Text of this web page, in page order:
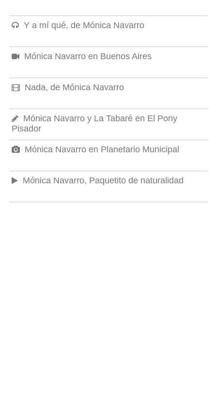
Y a mí qué, de Mónica Navarro
Mónica Navarro en Buenos Aires
Nada, de Mónica Navarro
Mónica Navarro y La Tabaré en El Pony
Pisador
Mónica Navarro en Planetario Municipal
Mónica Navarro, Paquetito de naturalidad